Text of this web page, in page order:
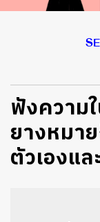
ฟังความ
ยางหมา
ตัวเองแ